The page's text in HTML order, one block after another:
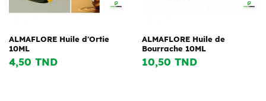
ALMAFLORE Huile d'Ortie
10ML
4,50 TND
ALMAFLORE Huile de
Bourrache 10ML
10,50 TND